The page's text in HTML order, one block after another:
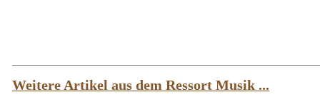
Weitere Artikel aus dem Ressort Musik ...